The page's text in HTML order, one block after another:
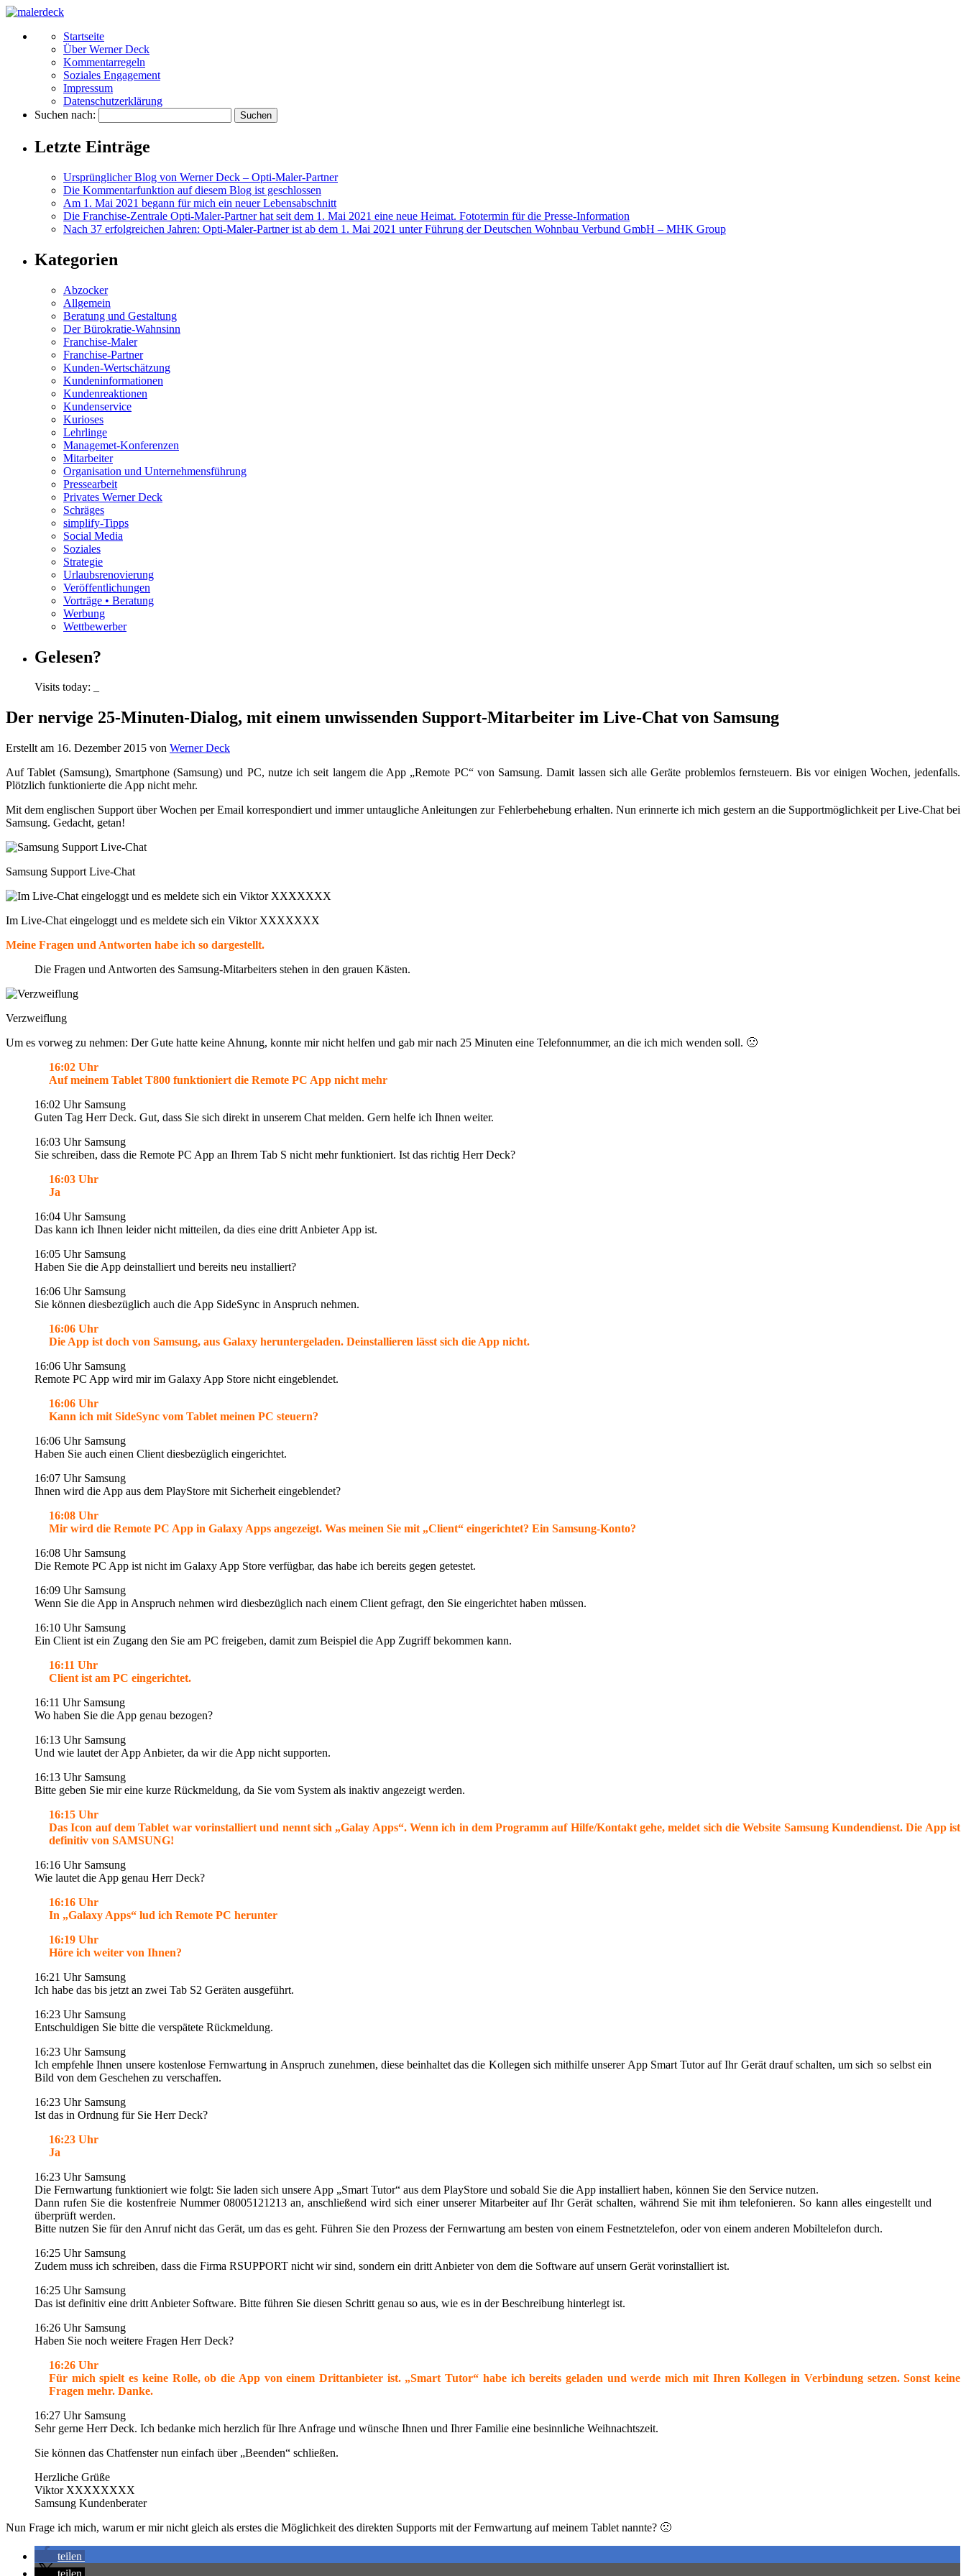
Startseite
Über Werner Deck
Kommentarregeln
Soziales Engagement
Impressum
Datenschutzerklärung
Suchen nach:
Letzte Einträge
Ursprünglicher Blog von Werner Deck – Opti-Maler-Partner
Die Kommentarfunktion auf diesem Blog ist geschlossen
Am 1. Mai 2021 begann für mich ein neuer Lebensabschnitt
Die Franchise-Zentrale Opti-Maler-Partner hat seit dem 1. Mai 2021 eine neue Heimat. Fototermin für die Presse-Information
Nach 37 erfolgreichen Jahren: Opti-Maler-Partner ist ab dem 1. Mai 2021 unter Führung der Deutschen Wohnbau Verbund GmbH – MHK Group
Kategorien
Abzocker
Allgemein
Beratung und Gestaltung
Der Bürokratie-Wahnsinn
Franchise-Maler
Franchise-Partner
Kunden-Wertschätzung
Kundeninformationen
Kundenreaktionen
Kundenservice
Kurioses
Lehrlinge
Managemet-Konferenzen
Mitarbeiter
Organisation und Unternehmensführung
Pressearbeit
Privates Werner Deck
Schräges
simplify-Tipps
Social Media
Soziales
Strategie
Urlaubsrenovierung
Veröffentlichungen
Vorträge • Beratung
Werbung
Wettbewerber
Gelesen?
Visits today:
Der nervige 25-Minuten-Dialog, mit einem unwissenden Support-Mitarbeiter im Live-Chat von Samsung
Erstellt am 16. Dezember 2015 von Werner Deck
Auf Tablet (Samsung), Smartphone (Samsung) und PC, nutze ich seit langem die App „Remote PC“ von Samsung. Damit lassen sich alle Geräte problemlos fernsteuern. Bis vor einigen Wochen, jedenfalls.
Plötzlich funktionierte die App nicht mehr.
Mit dem englischen Support über Wochen per Email korrespondiert und immer untaugliche Anleitungen zur Fehlerbehebung erhalten. Nun erinnerte ich mich gestern an die Supportmöglichkeit per Live-Chat bei
Samsung. Gedacht, getan!
Samsung Support Live-Chat
Im Live-Chat eingeloggt und es meldete sich ein Viktor XXXXXXX
Meine Fragen und Antworten habe ich so dargestellt.
Die Fragen und Antworten des Samsung-Mitarbeiters stehen in den grauen Kästen.
Verzweiflung
Um es vorweg zu nehmen: Der Gute hatte keine Ahnung, konnte mir nicht helfen und gab mir nach 25 Minuten eine Telefonnummer, an die ich mich wenden soll. 🙁
16:02 Uhr
Auf meinem Tablet T800 funktioniert die Remote PC App nicht mehr
16:02 Uhr Samsung
Guten Tag Herr Deck. Gut, dass Sie sich direkt in unserem Chat melden. Gern helfe ich Ihnen weiter.
16:03 Uhr Samsung
Sie schreiben, dass die Remote PC App an Ihrem Tab S nicht mehr funktioniert. Ist das richtig Herr Deck?
16:03 Uhr
Ja
16:04 Uhr Samsung
Das kann ich Ihnen leider nicht mitteilen, da dies eine dritt Anbieter App ist.
16:05 Uhr Samsung
Haben Sie die App deinstalliert und bereits neu installiert?
16:06 Uhr Samsung
Sie können diesbezüglich auch die App SideSync in Anspruch nehmen.
16:06 Uhr
Die App ist doch von Samsung, aus Galaxy heruntergeladen. Deinstallieren lässt sich die App nicht.
16:06 Uhr Samsung
Remote PC App wird mir im Galaxy App Store nicht eingeblendet.
16:06 Uhr
Kann ich mit SideSync vom Tablet meinen PC steuern?
16:06 Uhr Samsung
Haben Sie auch einen Client diesbezüglich eingerichtet.
16:07 Uhr Samsung
Ihnen wird die App aus dem PlayStore mit Sicherheit eingeblendet?
16:08 Uhr
Mir wird die Remote PC App in Galaxy Apps angezeigt. Was meinen Sie mit „Client“ eingerichtet? Ein Samsung-Konto?
16:08 Uhr Samsung
Die Remote PC App ist nicht im Galaxy App Store verfügbar, das habe ich bereits gegen getestet.
16:09 Uhr Samsung
Wenn Sie die App in Anspruch nehmen wird diesbezüglich nach einem Client gefragt, den Sie eingerichtet haben müssen.
16:10 Uhr Samsung
Ein Client ist ein Zugang den Sie am PC freigeben, damit zum Beispiel die App Zugriff bekommen kann.
16:11 Uhr
Client ist am PC eingerichtet.
16:11 Uhr Samsung
Wo haben Sie die App genau bezogen?
16:13 Uhr Samsung
Und wie lautet der App Anbieter, da wir die App nicht supporten.
16:13 Uhr Samsung
Bitte geben Sie mir eine kurze Rückmeldung, da Sie vom System als inaktiv angezeigt werden.
16:15 Uhr
Das Icon auf dem Tablet war vorinstalliert und nennt sich „Galay Apps“. Wenn ich in dem Programm auf Hilfe/Kontakt gehe, meldet sich die Website Samsung Kundendienst. Die App ist
definitiv von SAMSUNG!
16:16 Uhr Samsung
Wie lautet die App genau Herr Deck?
16:16 Uhr
In „Galaxy Apps“ lud ich Remote PC herunter
16:19 Uhr
Höre ich weiter von Ihnen?
16:21 Uhr Samsung
Ich habe das bis jetzt an zwei Tab S2 Geräten ausgeführt.
16:23 Uhr Samsung
Entschuldigen Sie bitte die verspätete Rückmeldung.
16:23 Uhr Samsung
Ich empfehle Ihnen unsere kostenlose Fernwartung in Anspruch zunehmen, diese beinhaltet das die Kollegen sich mithilfe unserer App Smart Tutor auf Ihr Gerät drauf schalten, um sich so selbst ein
Bild von dem Geschehen zu verschaffen.
16:23 Uhr Samsung
Ist das in Ordnung für Sie Herr Deck?
16:23 Uhr
Ja
16:23 Uhr Samsung
Die Fernwartung funktioniert wie folgt: Sie laden sich unsere App „Smart Tutor“ aus dem PlayStore und sobald Sie die App installiert haben, können Sie den Service nutzen.
Dann rufen Sie die kostenfreie Nummer 08005121213 an, anschließend wird sich einer unserer Mitarbeiter auf Ihr Gerät schalten, während Sie mit ihm telefonieren. So kann alles eingestellt und
überprüft werden.
Bitte nutzen Sie für den Anruf nicht das Gerät, um das es geht. Führen Sie den Prozess der Fernwartung am besten von einem Festnetztelefon, oder von einem anderen Mobiltelefon durch.
16:25 Uhr Samsung
Zudem muss ich schreiben, dass die Firma RSUPPORT nicht wir sind, sondern ein dritt Anbieter von dem die Software auf unsern Gerät vorinstalliert ist.
16:25 Uhr Samsung
Das ist definitiv eine dritt Anbieter Software. Bitte führen Sie diesen Schritt genau so aus, wie es in der Beschreibung hinterlegt ist.
16:26 Uhr Samsung
Haben Sie noch weitere Fragen Herr Deck?
16:26 Uhr
Für mich spielt es keine Rolle, ob die App von einem Drittanbieter ist. „Smart Tutor“ habe ich bereits geladen und werde mich mit Ihren Kollegen in Verbindung setzen. Sonst keine
Fragen mehr. Danke.
16:27 Uhr Samsung
Sehr gerne Herr Deck. Ich bedanke mich herzlich für Ihre Anfrage und wünsche Ihnen und Ihrer Familie eine besinnliche Weihnachtszeit.
Sie können das Chatfenster nun einfach über „Beenden“ schließen.
Herzliche Grüße
Viktor XXXXXXXX
Samsung Kundenberater
Nun Frage ich mich, warum er mir nicht gleich als erstes die Möglichkeit des direkten Supports mit der Fernwartung auf meinem Tablet nannte? 🙁
teilen